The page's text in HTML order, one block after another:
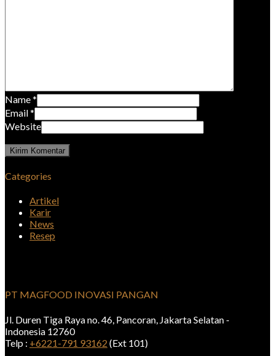
Name*
Email*
Website
Categories
Artikel
Karir
News
Resep
PT MAGFOOD INOVASI PANGAN
Jl. Duren Tiga Raya no. 46, Pancoran, Jakarta Selatan -
Indonesia 12760
Telp : +6221-791 93162 (Ext 101)